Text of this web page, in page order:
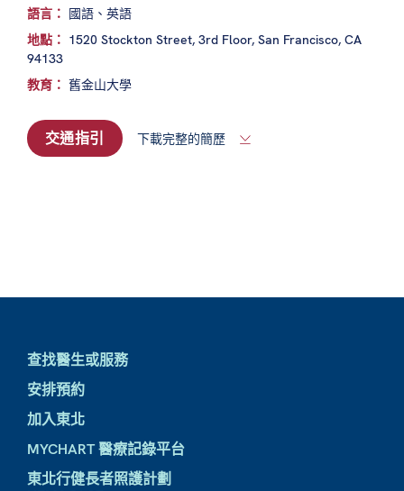
語言： 國語、英語
地點： 1520 Stockton Street, 3rd Floor, San Francisco, CA
94133
教育： 舊金山大學
交通指引 下載完整的簡歷
查找醫生或服務
安排預約
加入東北
MYCHART 醫療記錄平台
東北行健長者照護計劃